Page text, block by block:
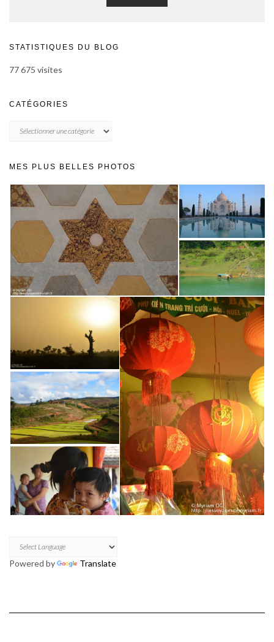
STATISTIQUES DU BLOG
77 675 visites
CATÉGORIES
MES PLUS BELLES PHOTOS
Powered by Translate